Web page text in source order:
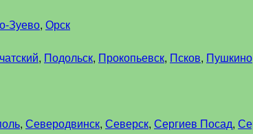
Зуево, Орск
, Подольск, Прокопьевск, Псков, Пушкино
, Северодвинск, Северск, Сергиев Посад,